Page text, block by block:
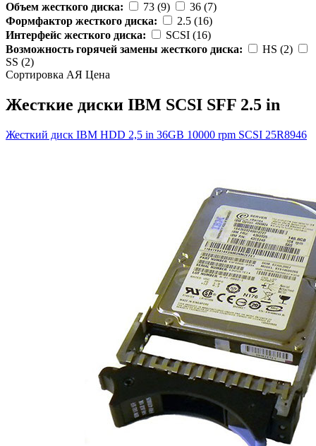
Объем жесткого диска:
73 (9)
36 (7)
Формфактор жесткого диска:
2.5 (16)
Интерфейс жесткого диска:
SCSI (16)
Возможность горячей замены жесткого диска:
HS (2)
SS (2)
Сортировка АЯ Ценa
Жесткие диски IBM SCSI SFF 2.5 in
Жесткий диск IBM HDD 2,5 in 36GB 10000 rpm SCSI 25R8946